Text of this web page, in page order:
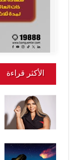
الأكثر قراءة